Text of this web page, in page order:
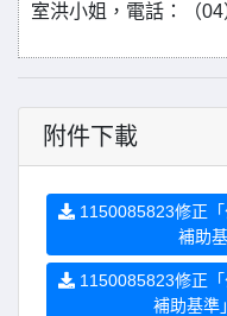
室洪小姐，電話：（04
附件下載
1150085823修正
補助
1150085823修正
補助基準